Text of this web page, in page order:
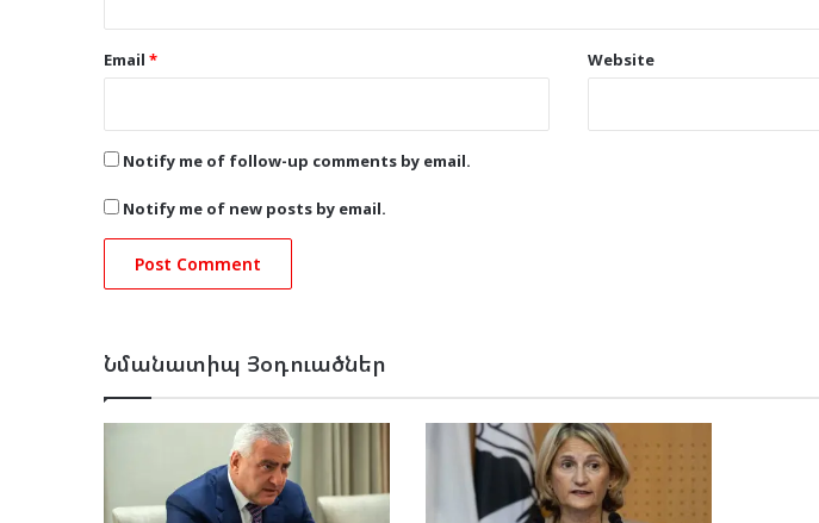
Email * Website
Notify me of follow-up comments by email.
Notify me of new posts by email.
Նմանատիպ Յօդուածներ